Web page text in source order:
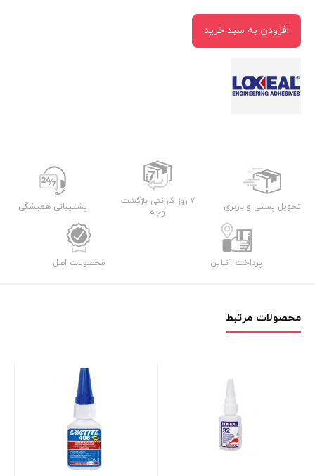
افزودن به سبد خرید
تحویل پستی و باربری
7 روز گارانتی بازگشت
وجه
پشتیبانی همیشگی
پرداخت آنلاین محصولات اصل
محصولات مرتبط